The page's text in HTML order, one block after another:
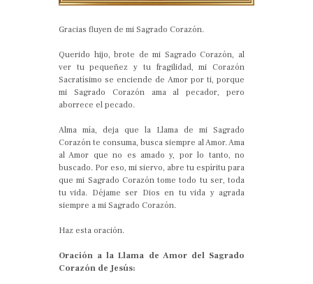
Gracias fluyen de mi Sagrado Corazón.
Querido hijo, brote de mi Sagrado Corazón, al
ver tu pequeñez y tu fragilidad, mi Corazón
Sacratísimo se enciende de Amor por ti, porque
mi Sagrado Corazón ama al pecador, pero
aborrece el pecado.
Alma mía, deja que la Llama de mi Sagrado
Corazón te consuma, busca siempre al Amor. Ama
al Amor que no es amado y, por lo tanto, no
buscado. Por eso, mi siervo, abre tu espíritu para
que mi Sagrado Corazón tome todo tu ser, toda
tu vida. Déjame ser Dios en tu vida y agrada
siempre a mi Sagrado Corazón.
Haz esta oración.
Oración a la Llama de Amor del Sagrado
Corazón de Jesús: